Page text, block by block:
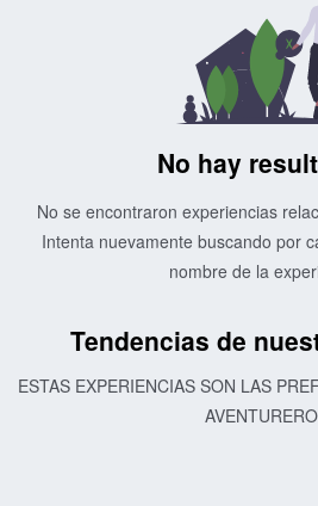
No hay
No se encontraron experiencias
Intenta nuevamente buscando por
nombre de la
Tendencias de
ESTAS EXPERIENCIAS SON LAS